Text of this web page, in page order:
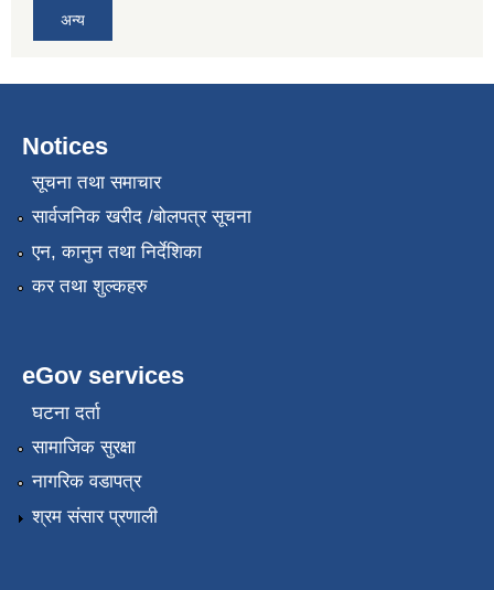
अन्य
Notices
सूचना तथा समाचार
सार्वजनिक खरीद /बोलपत्र सूचना
एन, कानुन तथा निर्देशिका
कर तथा शुल्कहरु
eGov services
घटना दर्ता
सामाजिक सुरक्षा
नागरिक वडापत्र
श्रम संसार प्रणाली